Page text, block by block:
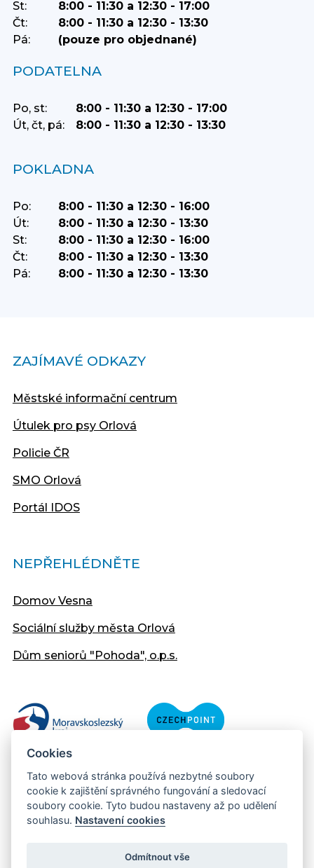
St:
8:00 - 11:30 a 12:30 - 17:00
Čt:
8:00 - 11:30 a 12:30 - 13:30
Pá:
(pouze pro objednané)
PODATELNA
Po, st:
8:00 - 11:30 a 12:30 - 17:00
Út, čt, pá:
8:00 - 11:30 a 12:30 - 13:30
POKLADNA
Po:
8:00 - 11:30 a 12:30 - 16:00
Út:
8:00 - 11:30 a 12:30 - 13:30
St:
8:00 - 11:30 a 12:30 - 16:00
Čt:
8:00 - 11:30 a 12:30 - 13:30
Pá:
8:00 - 11:30 a 12:30 - 13:30
ZAJÍMAVÉ ODKAZY
Městské informační centrum
Útulek pro psy Orlová
Policie ČR
SMO Orlová
Portál IDOS
NEPŘEHLÉDNĚTE
Domov Vesna
Sociální služby města Orlová
Dům seniorů "Pohoda", o.p.s.
Copyright © 2013 - 2026 Městský úřad Orlová
Cookies
Tato webová stránka používá nezbytné soubory
cookie k zajištění správného fungování a sledovací
soubory cookie. Tyto budou nastaveny až po udělení
souhlasu. Nastavení cookies
Odmítnout vše